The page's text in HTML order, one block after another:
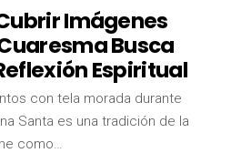
Imágenes
Busca
Espiritual
con tela morada durante
Santa es una tradición de la
como…